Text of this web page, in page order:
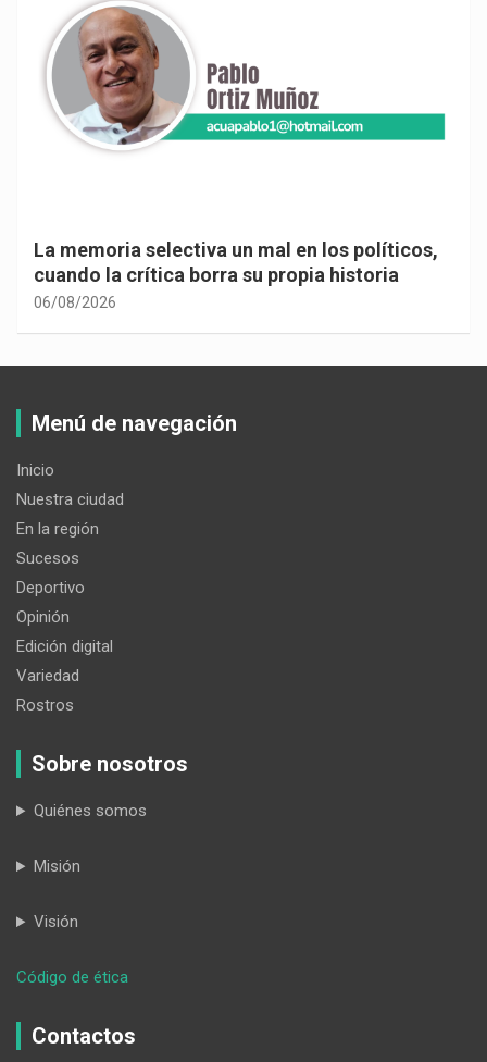
La memoria selectiva un mal en los políticos,
cuando la crítica borra su propia historia
06/08/2026
Menú de navegación
Inicio
Nuestra ciudad
En la región
Sucesos
Deportivo
Opinión
Edición digital
Variedad
Rostros
Sobre nosotros
Quiénes somos
Misión
Visión
Código de ética
detenido
Contactos